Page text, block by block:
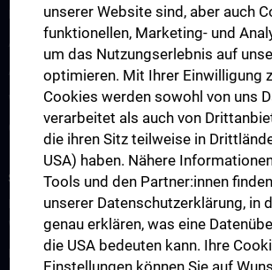
Ihr Aufenthalt am Klinikum
Ambulante Behandlung
Anreise
Wissenwertes, FAQs zu Krankheiten,
COVID-19-Bestimmungen
STUDIUM, AUS- UND WEITERBILDUNG
Doktoratsstudium der angewandten
Wissenschaft „Cardiac and Pulmonary Disease“
PhD Program "Vascular Biology" (UN094)
unserer Website sind, aber auch
funktionellen, Marketing- und
um das Nutzungserlebnis auf
optimieren. Mit Ihrer Einwilligung
Cookies werden sowohl von uns
verarbeitet als auch von
die ihren Sitz teilweise in
USA) haben. Nähere
Tools und den Partner:innen
unserer Datenschutzerklärung, in
genau erklären, was eine
die USA bedeuten kann. Ihre
Einstellungen können Sie auf